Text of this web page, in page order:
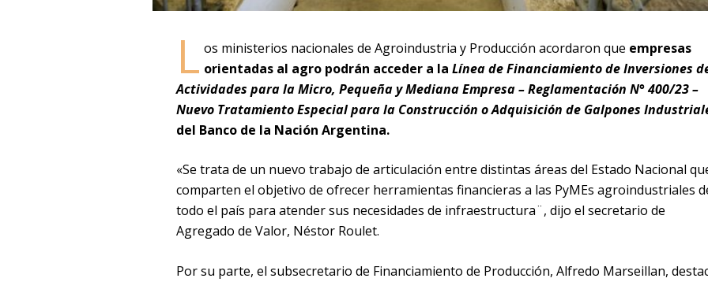
L os ministerios nacionales de Agroindustria y Producción acordaron que empresas
orientadas al agro podrán acceder a la Línea de Financiamiento de Inversiones
Actividades para la Micro, Pequeña y Mediana Empresa – Reglamentación N° 400/23 –
Nuevo Tratamiento Especial para la Construcción o Adquisición de Galpones
del Banco de la Nación Argentina.
«Se trata de un nuevo trabajo de articulación entre distintas áreas del Estado Nacional
comparten el objetivo de ofrecer herramientas financieras a las PyMEs agroindustriales
todo el país para atender sus necesidades de infraestructura¨, dijo el secretario de
Agregado de Valor, Néstor Roulet.
Por su parte, el subsecretario de Financiamiento de Producción, Alfredo Marseillan,